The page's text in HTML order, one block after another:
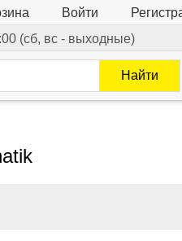
Войти
(сб, вс - выходные)
Найти